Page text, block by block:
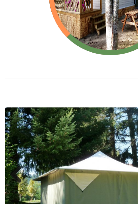
Mobil-Home IRM
Previous